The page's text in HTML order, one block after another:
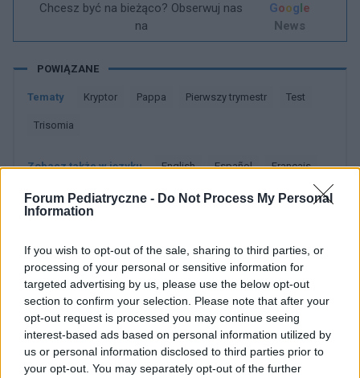
Forum Pediatryczne - Do Not Process My Personal
Information
If you wish to opt-out of the sale, sharing to third parties, or
processing of your personal or sensitive information for
targeted advertising by us, please use the below opt-out
section to confirm your selection. Please note that after your
opt-out request is processed you may continue seeing
interest-based ads based on personal information utilized by
us or personal information disclosed to third parties prior to
your opt-out. You may separately opt-out of the further
Chcesz być na bieżąco? Obserwuj nas
na
Google
News
POWIĄZANE
Tematy Kryptor Pappa Pierwszy trymestr Test
Trisomia
Zobacz także w języku english español français
deutsch
Źródła tekstu
https://fetalmedicine.org/
http://www.genetyka.hg.pl/test_PAPPA.htm
https://labtestsonline.org/understanding/analytes/first-
trimester-screening/tab/test/
https://mamaginekolog.pl/badania-prenatalne-w-i-trymestrze-